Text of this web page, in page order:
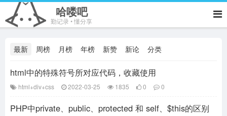
哈喽吧
勤记录 • 懂分享
最新 周榜 月榜 年榜 新赞 新论 分类
html中的特殊符号所对应代码，收藏使用
html+div+css 2022-03-25 1835 0 0
PHP中private、public、protected 和 self、$this的区别